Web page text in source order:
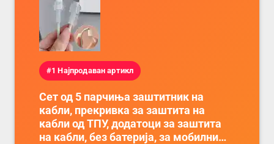
#1 Најпродаван артикл
Сет од 5 парчиња заштитник на
кабли, прекривка за заштита на
кабли од ТПУ, додатоци за заштита
на кабли, без батерија, за мобилни